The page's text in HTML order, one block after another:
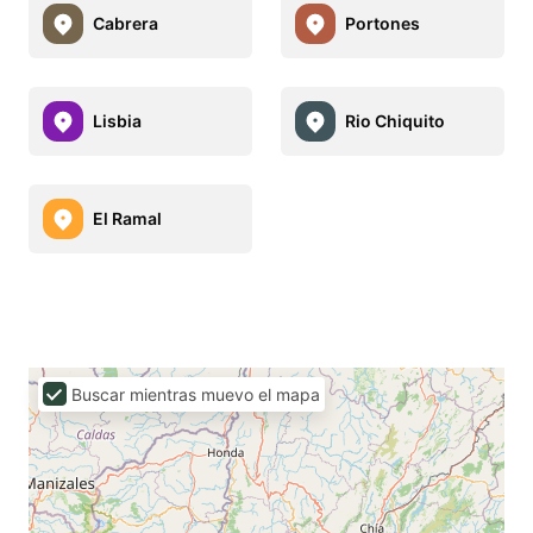
Cabrera Portones
Lisbia Rio Chiquito
El Ramal
Buscar mientras muevo el mapa